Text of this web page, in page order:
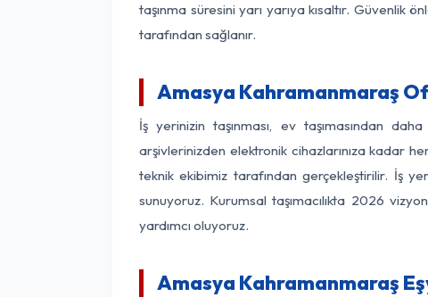
taşınma süresini yarı yarıya kısaltır.
tarafından sağlanır.
Amasya Kahramanmaraş
İş yerinizin taşınması, ev taşımasından
arşivlerinizden elektronik cihazlarınıza kadar
teknik ekibimiz tarafından gerçekleştirilir. İş
sunuyoruz. Kurumsal taşımacılıkta 2026
yardımcı oluyoruz.
Amasya Kahramanmaraş